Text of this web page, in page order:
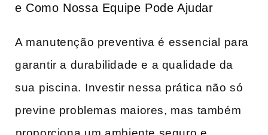
e Como ​Nossa Equipe Pode Ajudar
A manutenção preventiva é essencial para​
garantir a durabilidade e a qualidade da
sua⁣ piscina.⁢ Investir nessa prática não‌ só
previne problemas maiores, mas também